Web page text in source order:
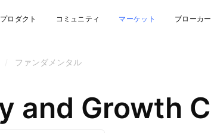
プロダクト コミュニティ マーケット ブローカー
ファンダメンタル